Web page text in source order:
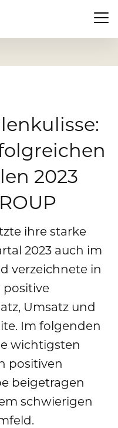
& Risiko
2023
ihre starke
2023 auch im
verzeichnete in
positive
Umsatz und
Im folgenden
wichtigsten
positiven
beigetragen
schwierigen